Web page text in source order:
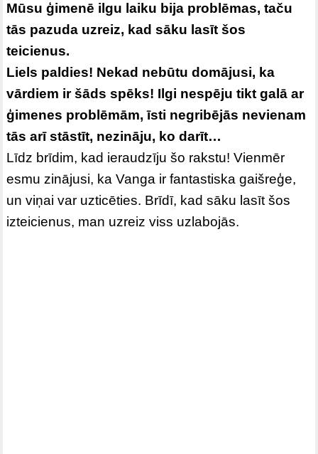
Mūsu ģimenē ilgu laiku bija problēmas, taču
tās pazuda uzreiz, kad sāku lasīt šos
teicienus.
Liels paldies! Nekad nebūtu domājusi, ka
vārdiem ir šāds spēks! Ilgi nespēju tikt galā ar
ģimenes problēmām, īsti negribējās nevienam
tās arī stāstīt, nezināju, ko darīt…
Līdz brīdim, kad ieraudzīju šo rakstu! Vienmēr
esmu zinājusi, ka Vanga ir fantastiska gaišreģe,
un viņai var uzticēties. Brīdī, kad sāku lasīt šos
izteicienus, man uzreiz viss uzlabojās.